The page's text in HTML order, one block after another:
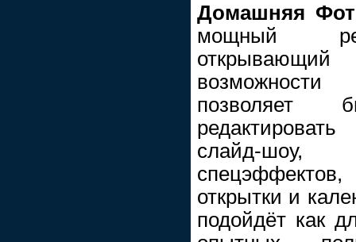
Домашняя
мощный
позволяет
слайд-
открытки и
подойдёт как